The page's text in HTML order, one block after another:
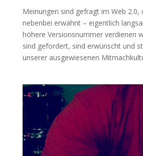
Meinungen sind gefragt im Web 2.0,
nebenbei erwähnt – eigentlich
höhere Versionsnummer verdienen
sind gefordert, sind erwünscht und
unserer ausgewiesenen